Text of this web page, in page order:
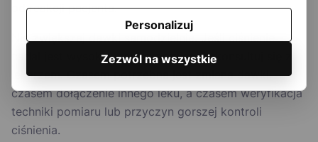
od reakcji pacjenta.
Nie zwiększaj dawki samodzielnie. Jeśli ciśnienie
nadal jest wysokie, zapisz pomiary i skonsultuj się z
lekarzem. Czasem potrzebna jest zmiana dawki,
czasem dołączenie innego leku, a czasem weryfikacja
techniki pomiaru lub przyczyn gorszej kontroli
ciśnienia.
Personalizuj
Zezwól na wszystkie